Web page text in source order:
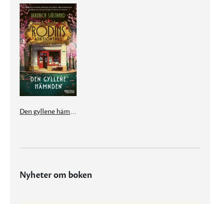
Den gyllene hämnden
Nyheter om boken